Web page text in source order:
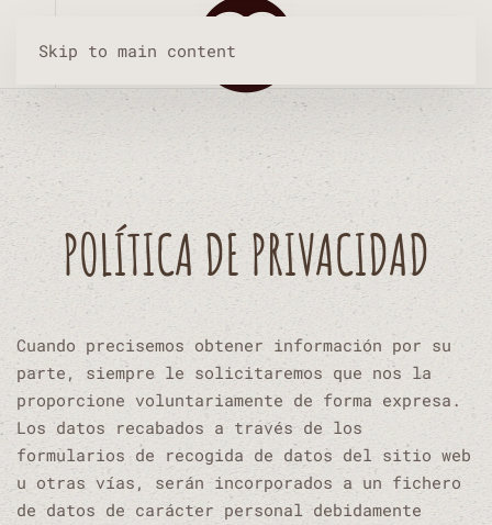
Skip to main content
POLÍTICA DE PRIVACIDAD
Cuando precisemos obtener información por su
parte, siempre le solicitaremos que nos la
proporcione voluntariamente de forma expresa.
Los datos recabados a través de los
formularios de recogida de datos del sitio web
u otras vías, serán incorporados a un fichero
de datos de carácter personal debidamente